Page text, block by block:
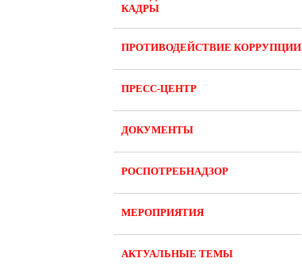
КАДРЫ
ПРОТИВОДЕЙСТВИЕ КОРРУПЦИИ
ПРЕСС-ЦЕНТР
ДОКУМЕНТЫ
РОСПОТРЕБНАДЗОР
МЕРОПРИЯТИЯ
АКТУАЛЬНЫЕ ТЕМЫ